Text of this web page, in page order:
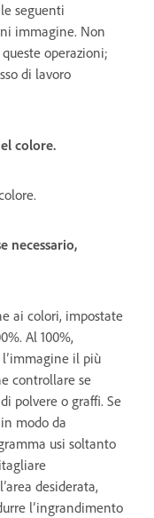
seguenti
immagine. Non
operazioni;
di lavoro
colore.
necessario,
ai colori, impostate
Al 100%,
il più
controllare se
polvere o graffi. Se
modo da
usi soltanto
desiderata,
l’ingrandimento